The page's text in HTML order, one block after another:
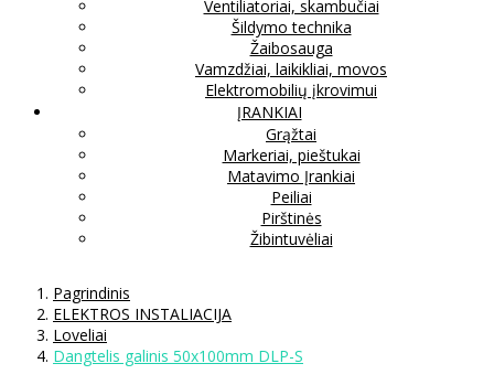
Ventiliatoriai, skambučiai
Šildymo technika
Žaibosauga
Vamzdžiai, laikikliai, movos
Elektromobilių įkrovimui
ĮRANKIAI
Grąžtai
Markeriai, pieštukai
Matavimo Įrankiai
Peiliai
Pirštinės
Žibintuvėliai
Pagrindinis
ELEKTROS INSTALIACIJA
Loveliai
Dangtelis galinis 50x100mm DLP-S